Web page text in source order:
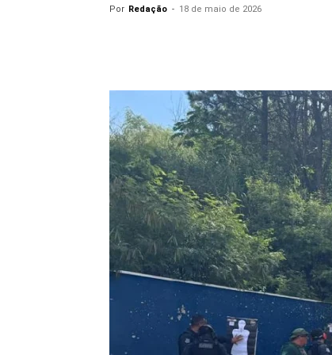
Por Redação - 18 de maio de 2026